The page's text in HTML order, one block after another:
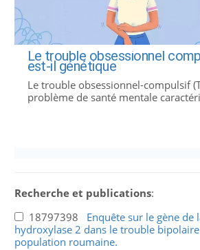
Le trouble obsessionnel
est-il génétique
Le trouble obsessionnel-compulsif
problème de santé mentale
Recherche et publications:
18797398 Enquête sur le gène de
hydroxylase 2 dans le trouble
population roumaine.